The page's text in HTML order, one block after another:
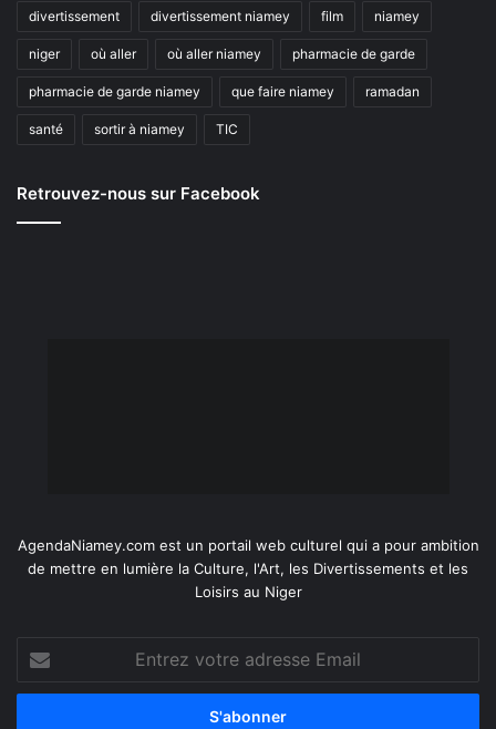
divertissement divertissement niamey film niamey
niger où aller où aller niamey pharmacie de garde
pharmacie de garde niamey que faire niamey ramadan
santé sortir à niamey TIC
Retrouvez-nous sur Facebook
AgendaNiamey.com est un portail web culturel qui a pour ambition
de mettre en lumière la Culture, l'Art, les Divertissements et les
Loisirs au Niger
Entrez
votre
adresse